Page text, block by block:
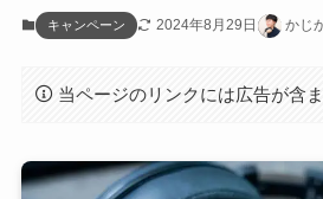
キャンペーン 2024年8月29日 かじ
当ページのリンクには広告が含